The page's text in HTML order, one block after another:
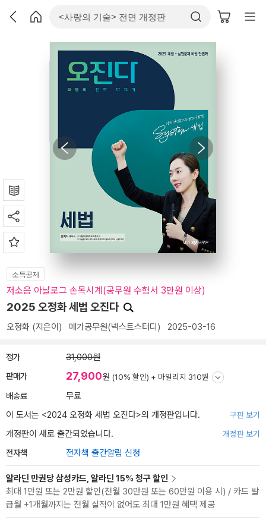
소득공제
저소음 아날로그 손목시계(공무원 수험서 3만원 이상)
2025 오정화 세법 오진다
오정화 (지은이) 메가공무원(넥스트스터디) 2025-03-16
정가 31,000원
판매가 27,900원 (10% 할인) + 마일리지 310원
배송료
무료
이 도서는 <2024 오정화 세법 오진다>의 개정판입니다. 구판 보기
개정판이 새로 출간되었습니다. 개정판 보기
전자책 전자책 출간알림 신청
알라딘 만권당 삼성카드, 알라딘 15% 청구 할인
최대 1만원 또는 2만원 할인(전월 30만원 또는 60만원 이용 시) / 카드 발
급월 +1개월까지는 전월 실적이 없어도 최대 1만원 혜택 제공